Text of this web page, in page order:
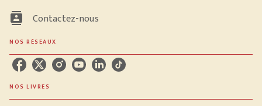
contacts Contactez-nous
NOS RÉSEAUX
NOS LIVRES